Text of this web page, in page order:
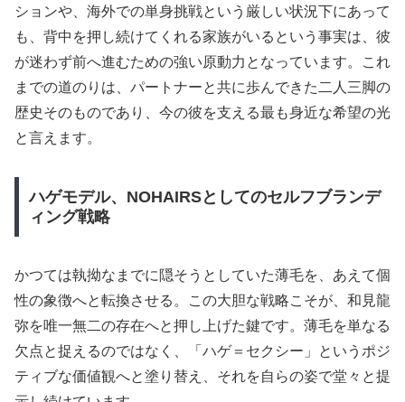
ションや、海外での単身挑戦という厳しい状況下にあって
も、背中を押し続けてくれる家族がいるという事実は、彼
が迷わず前へ進むための強い原動力となっています。これ
までの道のりは、パートナーと共に歩んできた二人三脚の
歴史そのものであり、今の彼を支える最も身近な希望の光
と言えます。
ハゲモデル、NOHAIRSとしてのセルフブランデ
ィング戦略
かつては執拗なまでに隠そうとしていた薄毛を、あえて個
性の象徴へと転換させる。この大胆な戦略こそが、和見龍
弥を唯一無二の存在へと押し上げた鍵です。薄毛を単なる
欠点と捉えるのではなく、「ハゲ＝セクシー」というポジ
ティブな価値観へと塗り替え、それを自らの姿で堂々と提